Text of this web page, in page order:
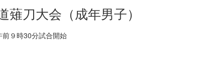
刀大会（成年男子）
９時30分試合開始